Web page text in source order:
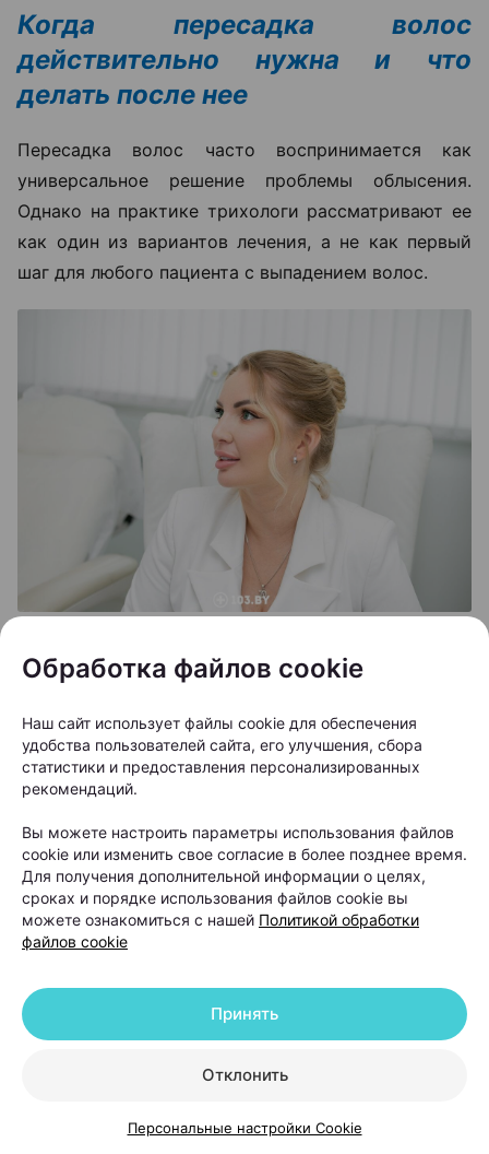
Когда пересадка волос
действительно нужна и что
делать после нее
Пересадка волос часто воспринимается как
универсальное решение проблемы облысения.
Однако на практике трихологи рассматривают ее
как один из вариантов лечения, а не как первый
шаг для любого пациента с выпадением волос.
выраженной андрогенетической алопецией, когда
теменной зоне, а консервативные методы уже не
позволяют добиться заметного улучшения.
Обработка файлов cookie
Наш сайт использует файлы cookie для обеспечения
удобства пользователей сайта, его улучшения, сбора
статистики и предоставления персонализированных
рекомендаций.
Вы можете настроить параметры использования файлов
cookie или изменить свое согласие в более позднее время.
Для получения дополнительной информации о целях,
сроках и порядке использования файлов cookie вы
можете ознакомиться с нашей Политикой обработки
файлов cookie
Отклонить
Принять
Персональные настройки Cookie